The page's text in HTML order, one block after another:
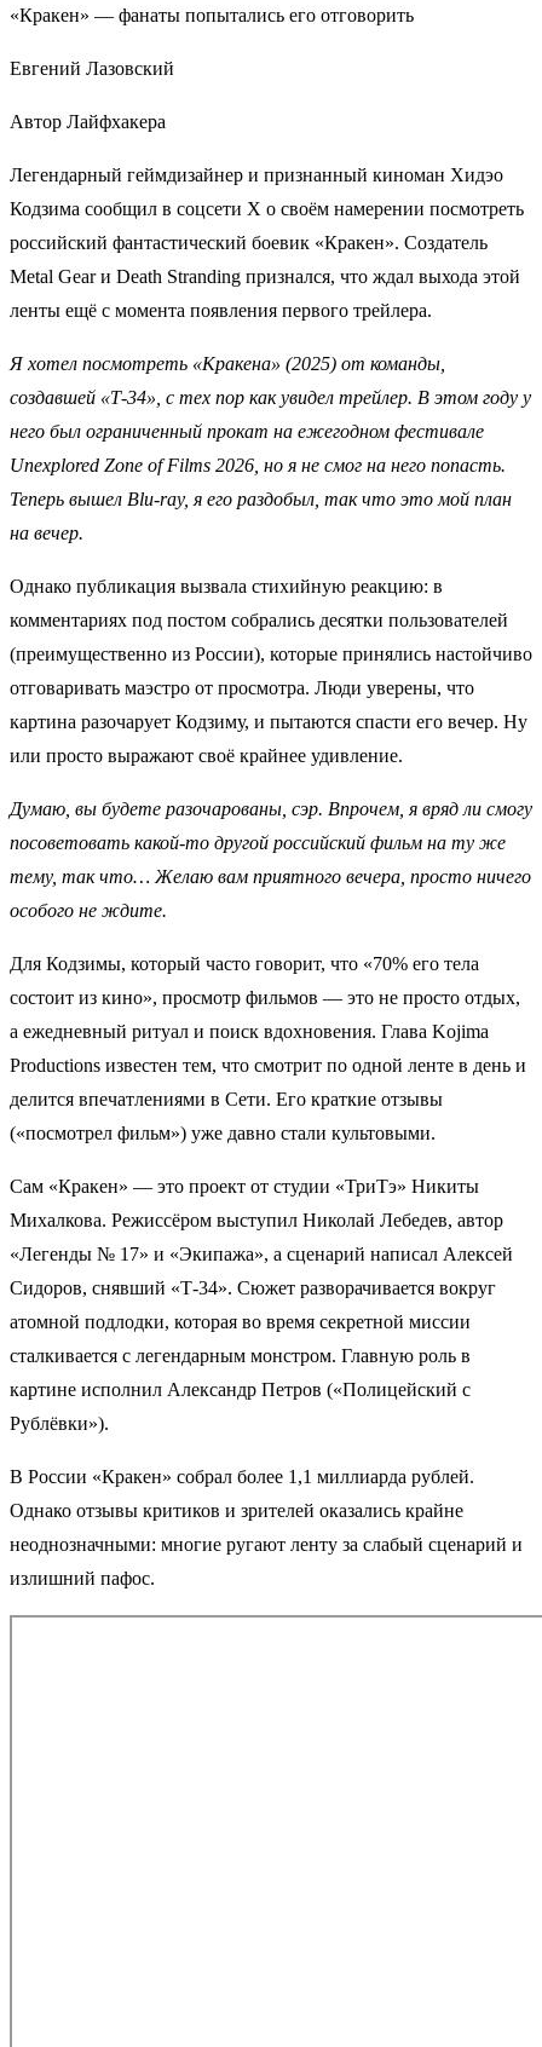
Евгений Лазовский
Автор Лайфхакера
Легендарный геймдизайнер и признанный киноман Хидэо
Кодзима сообщил в соцсети X о своём намерении посмотреть
российский фантастический боевик «Кракен». Создатель
Metal Gear и Death Stranding признался, что ждал выхода этой
ленты ещё с момента появления первого трейлера.
Я хотел посмотреть «Кракена» (2025) от команды,
создавшей «Т‑34», с тех пор как увидел трейлер. В этом году у
него был ограниченный прокат на ежегодном фестивале
Unexplored Zone of Films 2026, но я не смог на него попасть.
Теперь вышел Blu-ray, я его раздобыл, так что это мой план
на вечер.
Однако публикация вызвала стихийную реакцию: в
комментариях под постом собрались десятки пользователей
(преимущественно из России), которые принялись настойчиво
отговаривать маэстро от просмотра. Люди уверены, что
картина разочарует Кодзиму, и пытаются спасти его вечер. Ну
или просто выражают своё крайнее удивление.
Думаю, вы будете разочарованы, сэр. Впрочем, я вряд ли смогу
посоветовать какой-то другой российский фильм на ту же
тему, так что… Желаю вам приятного вечера, просто ничего
особого не ждите.
Для Кодзимы, который часто говорит, что «70% его тела
состоит из кино», просмотр фильмов — это не просто отдых,
а ежедневный ритуал и поиск вдохновения. Глава Kojima
Productions известен тем, что смотрит по одной ленте в день и
делится впечатлениями в Сети. Его краткие отзывы
(«посмотрел фильм») уже давно стали культовыми.
Сам «Кракен» — это проект от студии «ТриТэ» Никиты
Михалкова. Режиссёром выступил Николай Лебедев, автор
«Легенды № 17» и «Экипажа», а сценарий написал Алексей
Сидоров, снявший «Т‑34». Сюжет разворачивается вокруг
атомной подлодки, которая во время секретной миссии
сталкивается с легендарным монстром. Главную роль в
картине исполнил Александр Петров («Полицейский с
Рублёвки»).
В России «Кракен» собрал более 1,1 миллиарда рублей.
Однако отзывы критиков и зрителей оказались крайне
неоднозначными: многие ругают ленту за слабый сценарий и
излишний пафос.